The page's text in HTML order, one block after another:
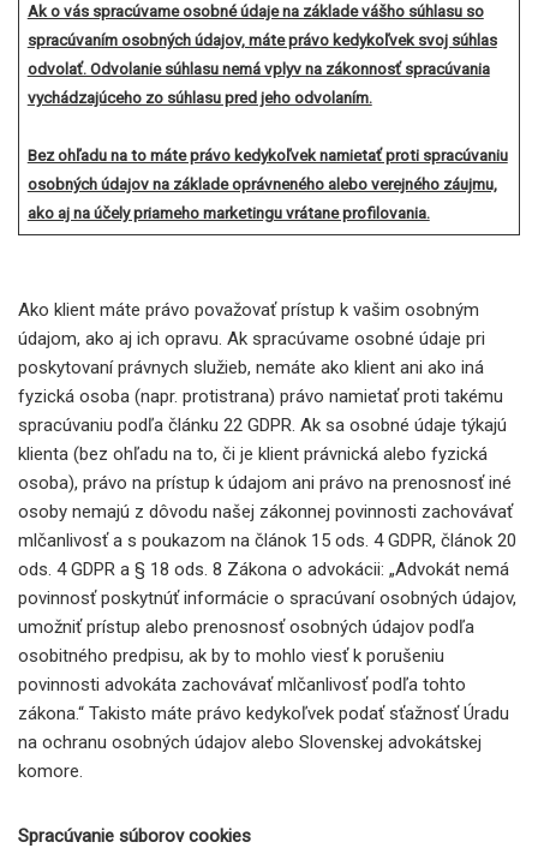
Ak o vás spracúvame osobné údaje na základe vášho súhlasu so
spracúvaním osobných údajov, máte právo kedykoľvek svoj súhlas
odvolať. Odvolanie súhlasu nemá vplyv na zákonnosť spracúvania
vychádzajúceho zo súhlasu pred jeho odvolaním.
Bez ohľadu na to máte právo kedykoľvek namietať proti spracúvaniu
osobných údajov na základe oprávneného alebo verejného záujmu,
ako aj na účely priameho marketingu vrátane profilovania.
Ako klient máte právo považovať prístup k vašim osobným
údajom, ako aj ich opravu. Ak spracúvame osobné údaje pri
poskytovaní právnych služieb, nemáte ako klient ani ako iná
fyzická osoba (napr. protistrana) právo namietať proti takému
spracúvaniu podľa článku 22 GDPR. Ak sa osobné údaje týkajú
klienta (bez ohľadu na to, či je klient právnická alebo fyzická
osoba), právo na prístup k údajom ani právo na prenosnosť iné
osoby nemajú z dôvodu našej zákonnej povinnosti zachovávať
mlčanlivosť a s poukazom na článok 15 ods. 4 GDPR, článok 20
ods. 4 GDPR a § 18 ods. 8 Zákona o advokácii: „Advokát nemá
povinnosť poskytnúť informácie o spracúvaní osobných údajov,
umožniť prístup alebo prenosnosť osobných údajov podľa
osobitného predpisu, ak by to mohlo viesť k porušeniu
povinnosti advokáta zachovávať mlčanlivosť podľa tohto
zákona.“ Takisto máte právo kedykoľvek podať sťažnosť Úradu
na ochranu osobných údajov alebo Slovenskej advokátskej
komore.
Spracúvanie súborov cookies